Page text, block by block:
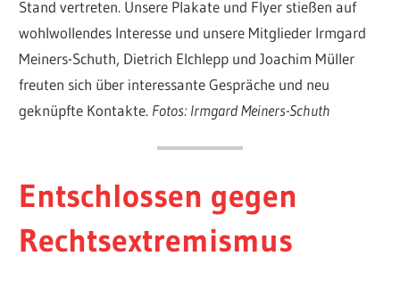
Stand vertreten. Unsere Plakate und Flyer stießen auf
wohlwollendes Interesse und unsere Mitglieder Irmgard
Meiners-Schuth, Dietrich Elchlepp und Joachim Müller
freuten sich über interessante Gespräche und neu
geknüpfte Kontakte. Fotos: Irmgard Meiners-Schuth
Entschlossen gegen
Rechtsextremismus